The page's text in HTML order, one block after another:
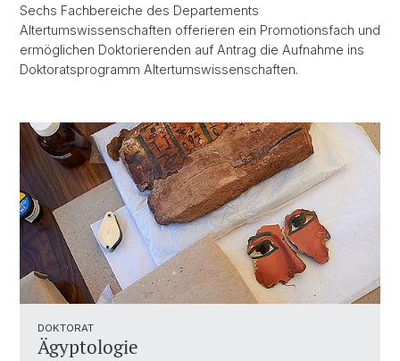
Sechs Fachbereiche des Departements
Altertumswissenschaften offerieren ein Promotionsfach und
ermöglichen Doktorierenden auf Antrag die Aufnahme ins
Doktoratsprogramm Altertumswissenschaften.
DOKTORAT
Ägyptologie